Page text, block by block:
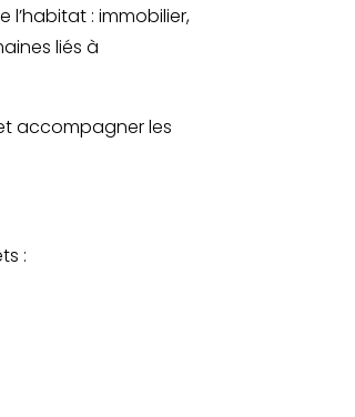
: immobilier,
liés à
accompagner les
: